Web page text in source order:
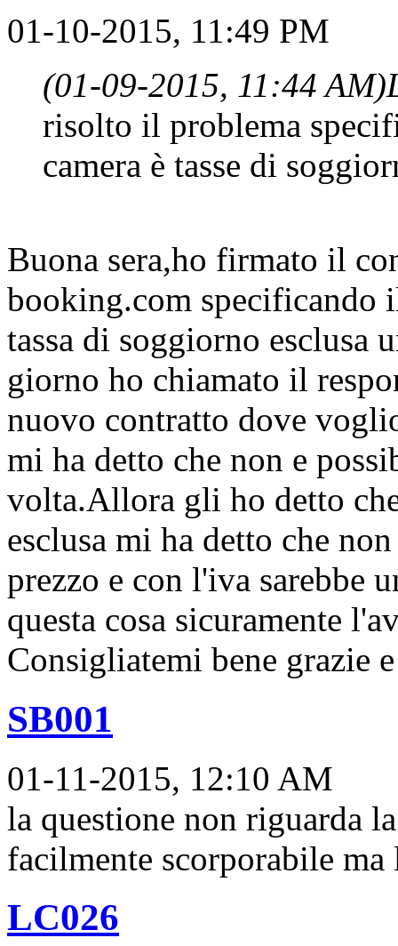
01-10-2015, 11:49 PM
(01-09-2015, 11:44 AM)
risolto il problema
camera è tasse di
Buona sera,ho firmato il
booking.com specificando
tassa di soggiorno esclusa
giorno ho chiamato il
nuovo contratto dove
mi ha detto che non e
volta.Allora gli ho detto
esclusa mi ha detto che
prezzo e con l'iva sarebbe
questa cosa sicuramente
Consigliatemi bene grazie
SB001
01-11-2015, 12:10 AM
la questione non riguarda
facilmente scorporabile
LC026